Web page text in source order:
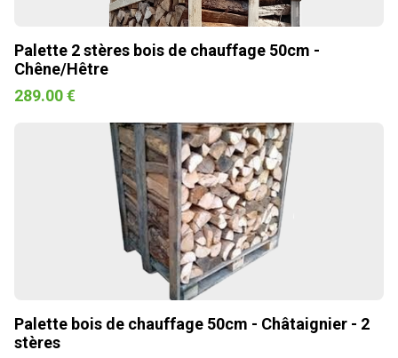
Palette 2 stères bois de chauffage 50cm -
Chêne/Hêtre
289.00 €
Palette bois de chauffage 50cm - Châtaignier - 2
stères